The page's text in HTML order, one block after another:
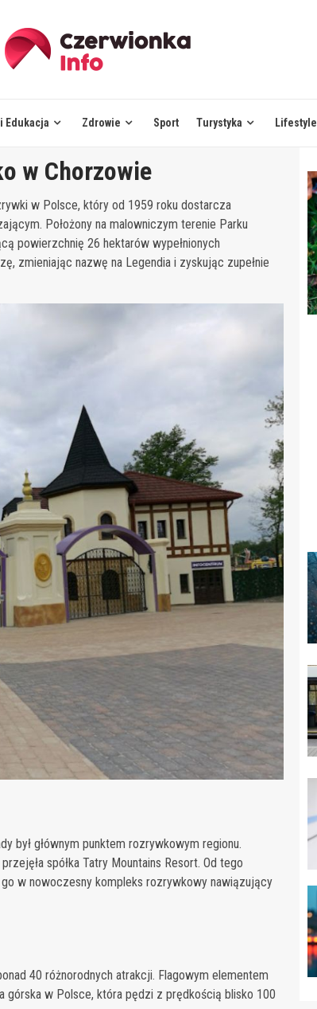
Edukacja Zdrowie Sport Turystyka Lifestyle
w Chorzowie
w Polsce, który od 1959 roku dostarcza
Położony na malowniczym terenie Parku
powierzchnię 26 hektarów wypełnionych
zmieniając nazwę na Legendia i zyskując zupełnie
był głównym punktem rozrywkowym regionu.
spółka Tatry Mountains Resort. Od tego
w nowoczesny kompleks rozrywkowy nawiązujący
40 różnorodnych atrakcji. Flagowym elementem
górska w Polsce, która pędzi z prędkością blisko 100